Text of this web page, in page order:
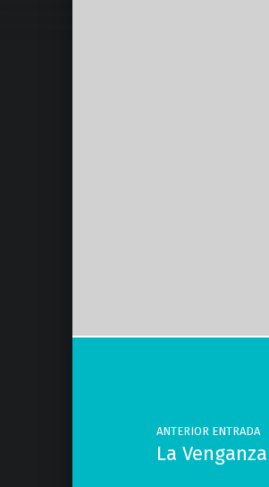
Navegación de entradas
ANTERIOR ENTRADA
La